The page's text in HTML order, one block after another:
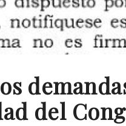
del